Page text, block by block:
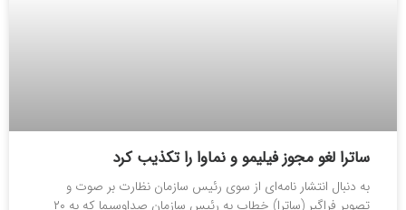
ساترا لغو مجوز فیلیمو و نماوا را تکذیب کرد
به دنبال انتشار نامه‌ای از سوی رئیس سازمان نظارت بر صوت و
تصویر فراگیر (ساترا) خطاب به رئیس سازمان صداوسیما که به ۲۰